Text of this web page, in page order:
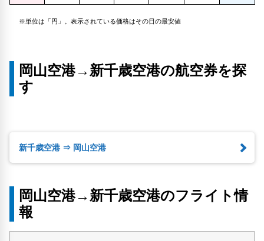
※単位は「円」。表示されている価格はその日の最安値
岡山空港→新千歳空港の航空券を探
す
新千歳空港 ⇒ 岡山空港
岡山空港→新千歳空港のフライト情
報